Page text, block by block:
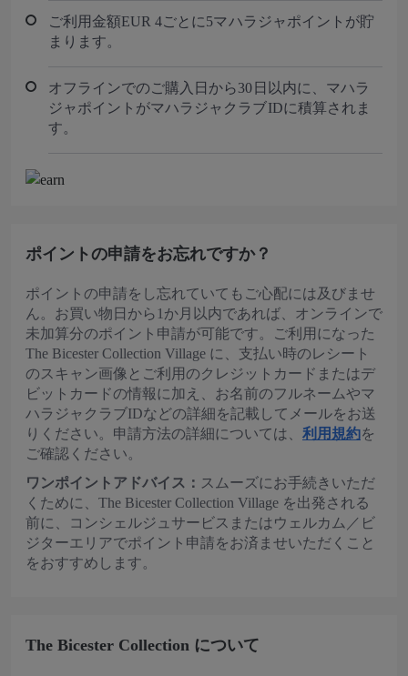
ご利用金額EUR 4ごとに5マハラジャポイントが貯
まります。
オフラインでのご購入日から30日以内に、マハラ
ジャポイントがマハラジャクラブIDに積算されま
す。
ポイントの申請をお忘れですか？
ポイントの申請をし忘れていてもご心配には及びませ
ん。お買い物日から1か月以内であれば、オンラインで
未加算分のポイント申請が可能です。ご利用になった
The Bicester Collection Village に、支払い時のレシート
のスキャン画像とご利用のクレジットカードまたはデ
ビットカードの情報に加え、お名前のフルネームやマ
ハラジャクラブIDなどの詳細を記載してメールをお送
りください。申請方法の詳細については、 利用規約を
ご確認ください。
ワンポイントアドバイス： スムーズにお手続きいただ
くために、The Bicester Collection Village を出発される
前に、コンシェルジュサービスまたはウェルカム／ビ
ジターエリアでポイント申請をお済ませいただくこと
をおすすめします。
The Bicester Collection について